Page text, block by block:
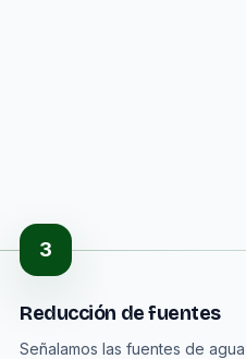
3
Reducción de fuentes
Señalamos las fuentes de